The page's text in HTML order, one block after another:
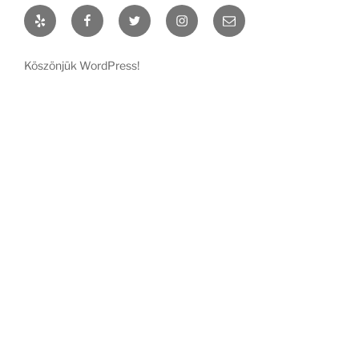
Yelp FacebookTwitter InstagramEmail
Köszönjük WordPress!